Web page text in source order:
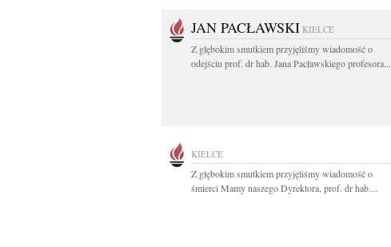
JAN PACŁAWSKI KIELCE
Z głębokim smutkiem przyjęliśmy wiadomość o
odejściu prof. dr hab. Jana Pacławskiego profesora...
KIELCE
Z głębokim smutkiem przyjęliśmy wiadomość o
śmierci Mamy naszego Dyrektora, prof. dr hab....